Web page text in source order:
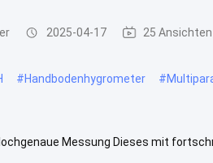
2025-04-17 25 Ansichten
#Handbodenhygrometer #
Messung Dieses mit